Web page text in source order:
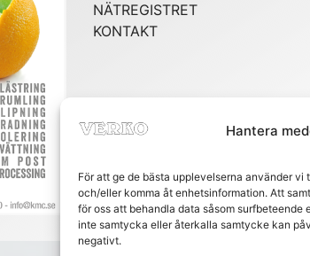
Hantera
För att ge de bästa upplevelserna använder
och/eller komma åt enhetsinformation. Att
för oss att behandla data såsom surfbeteende
inte samtycka eller återkalla samtycke kan
negativt.
NÄTREGISTRET
KONTAKT